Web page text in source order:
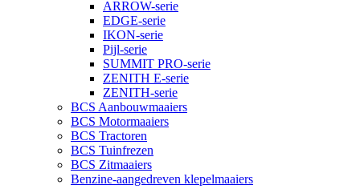
ARROW-serie
EDGE-serie
IKON-serie
Pijl-serie
SUMMIT PRO-serie
ZENITH E-serie
ZENITH-serie
BCS Aanbouwmaaiers
BCS Motormaaiers
BCS Tractoren
BCS Tuinfrezen
BCS Zitmaaiers
Benzine-aangedreven klepelmaaiers